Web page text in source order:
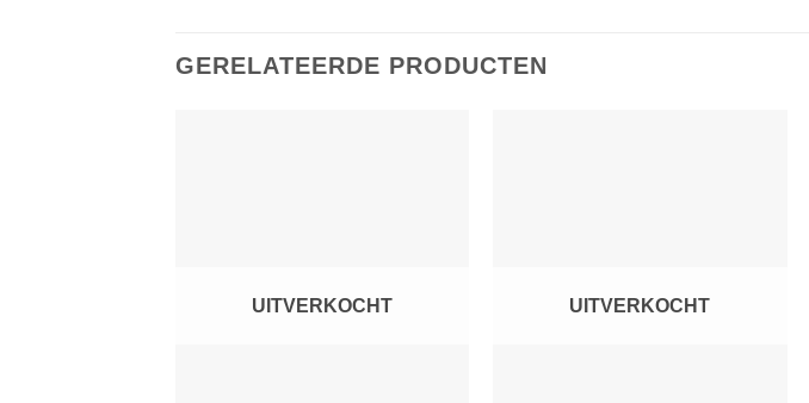
GERELATEERDE PRODUCTEN
UITVERKOCHT UITVERKOCHT